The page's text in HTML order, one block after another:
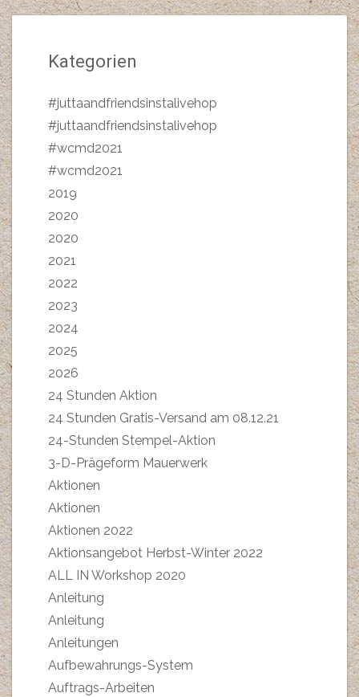
Kategorien
#juttaandfriendsinstalivehop
#juttaandfriendsinstalivehop
#wcmd2021
#wcmd2021
2019
2020
2020
2021
2022
2023
2024
2025
2026
24 Stunden Aktion
24 Stunden Gratis-Versand am 08.12.21
24-Stunden Stempel-Aktion
3-D-Prägeform Mauerwerk
Aktionen
Aktionen
Aktionen 2022
Aktionsangebot Herbst-Winter 2022
ALL IN Workshop 2020
Anleitung
Anleitung
Anleitungen
Aufbewahrungs-System
Auftrags-Arbeiten